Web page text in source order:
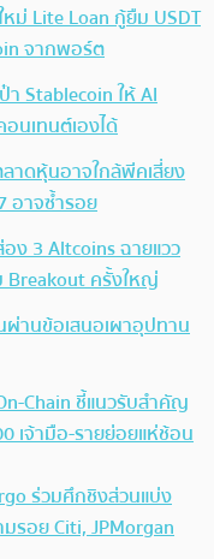
ม่ Lite Loan กู้ยืม USDT
จากพอร์ต
า Stablecoin ให้ AI
นเทนต์เองได้
าดหุ้นอาจใกล้พีคเสี่ยง
อาจซ้ำรอย
ง 3 Altcoins ฉายแวว
ครั้งใหญ่
ผ่านข้อเสนอเผาอุปทาน
Chain ชี้แนวรับสำคัญ
เจ้ามือ-รายย่อยแห่ช้อน
ร่วมศึกชิงส่วนแบ่ง
รอย Citi, JPMorgan